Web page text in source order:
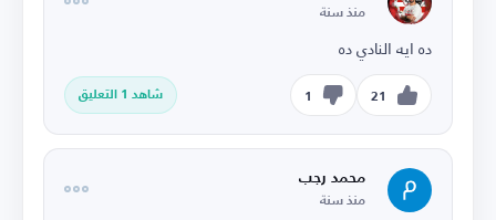
منذ سنة
ده ايه النادي ده
21
1 شاهد 1 التعليق
محمد رجب
منذ سنة